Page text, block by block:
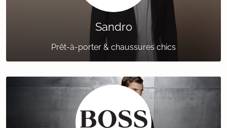
Sandro
Prêt-à-porter & chaussures chics